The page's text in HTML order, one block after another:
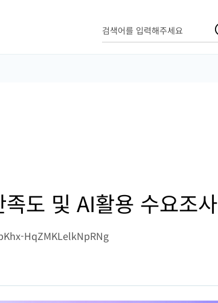
검색어를 입력해주세요
도 및 AI활용 수요조사
HqZMKLelkNpRNg